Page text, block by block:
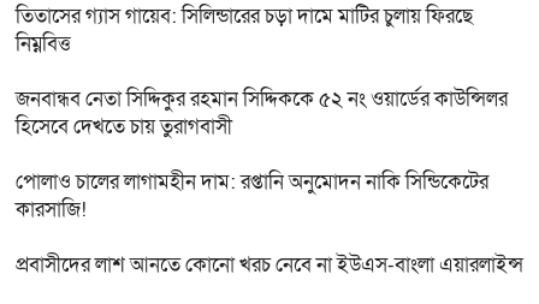
তিতাসের গ্যাস গায়েব: সিলিন্ডারের চড়া দামে মাটির চুলায় ফিরছে
নিম্নবিত্ত
জনবান্ধব নেতা সিদ্দিকুর রহমান সিদ্দিককে ৫২ নং ওয়ার্ডের কাউন্সিলর
হিসেবে দেখতে চায় তুরাগবাসী
পোলাও চালের লাগামহীন দাম: রপ্তানি অনুমোদন নাকি সিন্ডিকেটের
কারসাজি!
প্রবাসীদের লাশ আনতে কোনো খরচ নেবে না ইউএস-বাংলা এয়ারলাইন্স